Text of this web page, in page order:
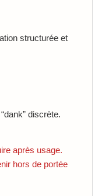
structurée et
discrète.
après usage.
hors de portée